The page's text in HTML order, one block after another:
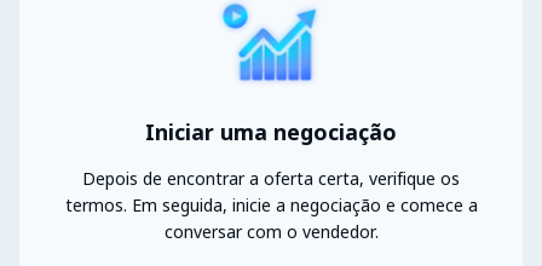
Iniciar uma negociação
Depois de encontrar a oferta certa, verifique os
termos. Em seguida, inicie a negociação e comece a
conversar com o vendedor.